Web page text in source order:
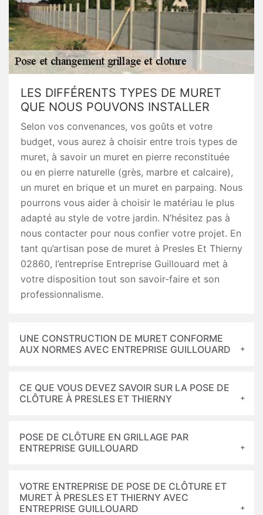
LES DIFFÉRENTS TYPES DE MURET
QUE NOUS POUVONS INSTALLER
Selon vos convenances, vos goûts et votre
budget, vous aurez à choisir entre trois types de
muret, à savoir un muret en pierre reconstituée
ou en pierre naturelle (grès, marbre et calcaire),
un muret en brique et un muret en parpaing. Nous
pourrons vous aider à choisir le matériau le plus
adapté au style de votre jardin. N’hésitez pas à
nous contacter pour nous confier votre projet. En
tant qu’artisan pose de muret à Presles Et Thierny
02860, l’entreprise Entreprise Guillouard met à
votre disposition tout son savoir-faire et son
professionnalisme.
UNE CONSTRUCTION DE MURET CONFORME
AUX NORMES AVEC ENTREPRISE GUILLOUARD
CE QUE VOUS DEVEZ SAVOIR SUR LA POSE DE
CLÔTURE À PRESLES ET THIERNY
POSE DE CLÔTURE EN GRILLAGE PAR
ENTREPRISE GUILLOUARD
VOTRE ENTREPRISE DE POSE DE CLÔTURE ET
MURET À PRESLES ET THIERNY AVEC
ENTREPRISE GUILLOUARD